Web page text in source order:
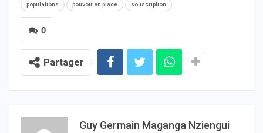
populations pouvoir en place souscription
0
Partager
Guy Germain Maganga Nziengui